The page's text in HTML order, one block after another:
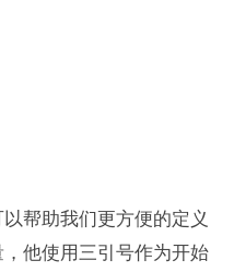
帮助我们更方便的定义
他使用三引号作为开始